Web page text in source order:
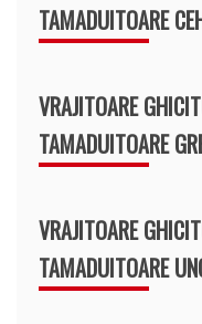
TAMADUITOARE
VRAJITOARE
TAMADUITOARE
VRAJITOARE
TAMADUITOARE